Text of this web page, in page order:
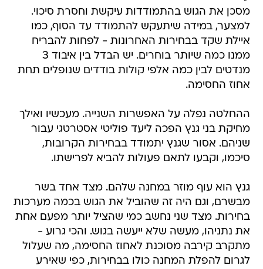
מסכן את הגוש בהתמודדות עיקשת וחסרת סיכוי.
למצער, במידה שיתעקש להתמודד עד הסוף, כמו
איילת שקד בבחירות האחרונות - לפחות להבריח
ממנו כמה שיותר בוחרים. יש הבדל בין איבוד 3
מנדטים לבין כמה אלפי קולות בודדים שנופלים תחת
אחוז החסימה.
ההחלטה נפלה על האפשרות השנייה. מעכשיו ואילך
מחיקת בני גנץ הפכה ליעד פוליטי אסטרטגי עבור
שניהם. אסור שגנץ יתמודד בבחירות הקרובות,
סיכמו, וקבעו לתאם פעולות להביא לפרישתו.
גנץ הוא עוף מוזר במחנה שלהם. מצד אחד בשר
מבשרם, וגם היה זה שהוביל את הגוש בכמה מערכות
בחירות. מצד שני נחשב כמי שהציל יותר מפעם אחת
את נתניהו, מעשה שלא ייעשה בגוש. והכי גרוע -
מתקרב קירבה מסוכנת לאחוז החסימה, מה שעלול
לגרום להפלת המחנה כולו בבחירות, כפי שאירע